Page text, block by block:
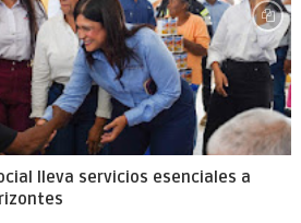
lleva servicios esenciales a